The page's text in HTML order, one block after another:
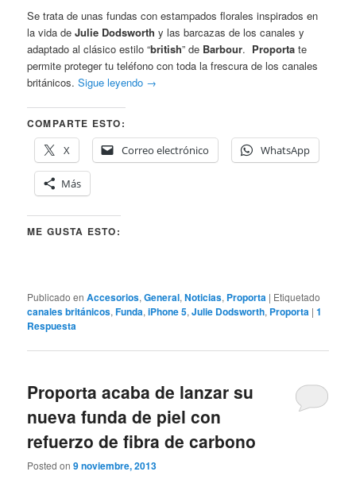
Se trata de unas fundas con estampados florales inspirados en
la vida deJulie Dodsworth y las barcazas de los canales y
adaptado al clásico estilo “british” de Barbour. Proporta te
permite proteger tu teléfono con toda la frescura de los canales
británicos.Sigue leyendo →
COMPARTE ESTO:
X
Correo electrónico WhatsApp
Más
ME GUSTA ESTO:
Publicado en Accesorios,General,Noticias, Proporta | Etiquetado
canales británicos,Funda,iPhone 5,Julie Dodsworth, Proporta |1
Respuesta
Proporta acaba de lanzar su
nueva funda de piel con
refuerzo de fibra de carbono
Posted on9 noviembre, 2013